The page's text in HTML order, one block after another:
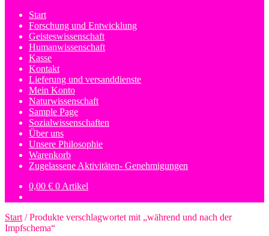
Start
Forschung und Entwicklung
Geisteswissenschaft
Humanwissenschaft
Kasse
Kontakt
Lieferung und versanddienste
Mein Konto
Naturwissenschaft
Sample Page
Sozialwissenschaften
Über uns
Unsere Philosophie
Warenkorb
Zugelassene Aktivitäten- Genehmigungen
0,00 € 0 Artikel
Start /Produkte verschlagwortet mit „während und nach der
Impfschema“